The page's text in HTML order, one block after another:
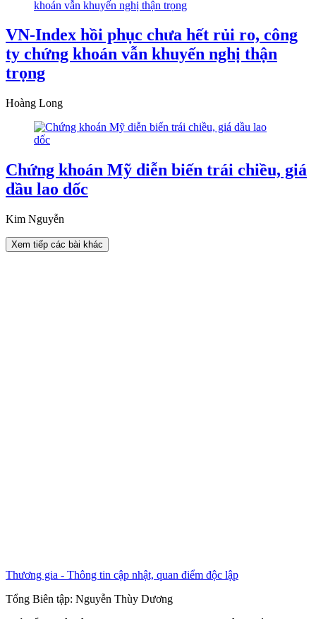
VN-Index hồi phục chưa hết rủi ro, công
ty chứng khoán vẫn khuyến nghị thận
trọng
Hoàng Long
Chứng khoán Mỹ diễn biến trái chiều, giá
dầu lao dốc
Kim Nguyễn
Xem tiếp các bài khác
Thương gia - Thông tin cập nhật, quan điểm độc lập
Tổng Biên tập: Nguyễn Thùy Dương